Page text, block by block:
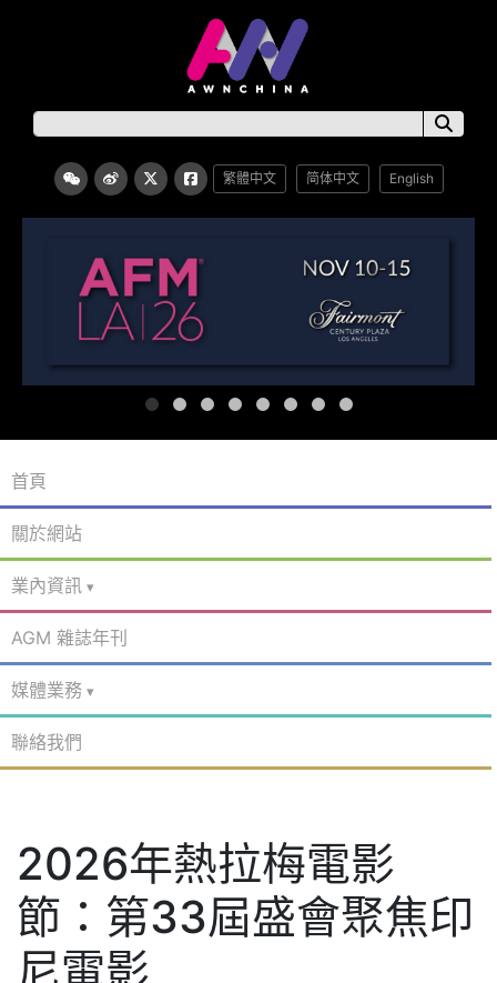
繁體中文 简体中文 English
首頁
關於網站
業內資訊
AGM 雜誌年刊
媒體業務
聯絡我們
2026年熱拉梅電影
節：第33屆盛會聚焦印
尼電影